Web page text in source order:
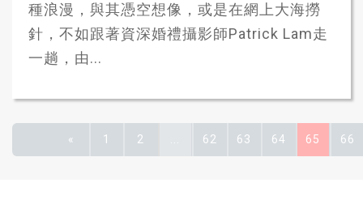
種浪漫，與其憑空想像，或是在網上大海撈
針，不如跟著資深婚禮攝影師Patrick Lam走
一趟，由...
« 1 2 62 63 64 65 66